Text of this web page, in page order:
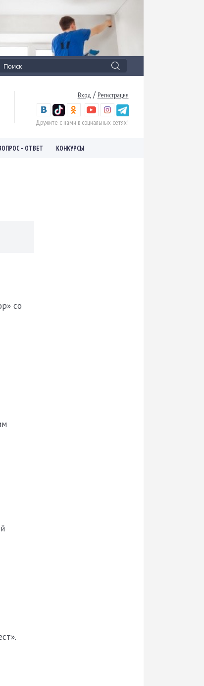
Вход / Регистрация
Дружите с нами в социальных сетях!
– ОТВЕТ КОНКУРСЫ
со